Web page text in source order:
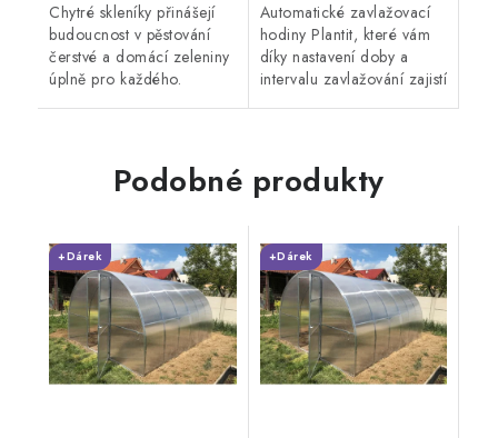
Chytré skleníky přinášejí
budoucnost v pěstování
čerstvé a domácí zeleniny
úplně pro každého.
pěstovaných rostlin...
Automatické zavlažovací
hodiny Plantit, které vám
díky nastavení doby a
intervalu zavlažování zajistí
Podobné produkty
+Dárek +Dárek